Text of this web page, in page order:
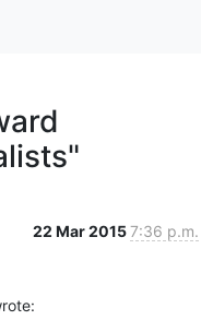
22 Mar 20157:36 p.m.